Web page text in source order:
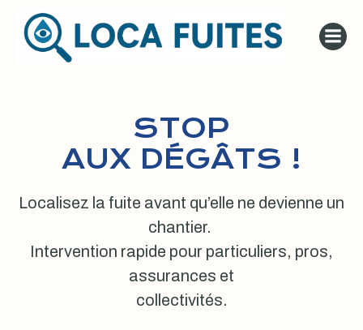
au
contenu
STOP
AUX DÉGÂTS !
Localisez la fuite avant qu’elle ne devienne un
chantier.
Intervention rapide pour particuliers, pros,
assurances et
collectivités.